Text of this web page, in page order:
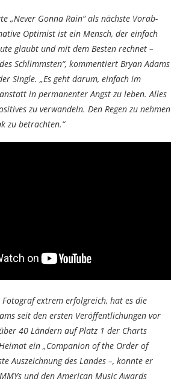
„Never Gonna Rain“ als nächste Vorab-
Optimist ist ein Mensch, der einfach
glaubt und mit dem Besten rechnet –
Schlimmsten“, kommentiert Bryan Adams
Single. „Es geht darum, einfach im
in permanenter Angst zu leben. Alles
zu verwandeln. Den Regen zu nehmen
zu betrachten.“
Fotograf extrem erfolgreich, hat es die
seit den ersten Veröffentlichungen vor
40 Ländern auf Platz 1 der Charts
ein „Companion of the Order of
Auszeichnung des Landes –, konnte er
und den American Music Awards